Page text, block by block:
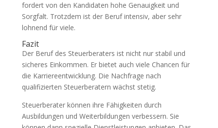
fordert von den Kandidaten hohe Genauigkeit und
Sorgfalt. Trotzdem ist der Beruf intensiv, aber sehr
lohnend für viele.
Fazit
Der Beruf des Steuerberaters ist nicht nur stabil und
sicheres Einkommen. Er bietet auch viele Chancen für
die Karriereentwicklung. Die Nachfrage nach
qualifizierten Steuerberatern wächst stetig.
Steuerberater können ihre Fähigkeiten durch
Ausbildungen und Weiterbildungen verbessern. Sie